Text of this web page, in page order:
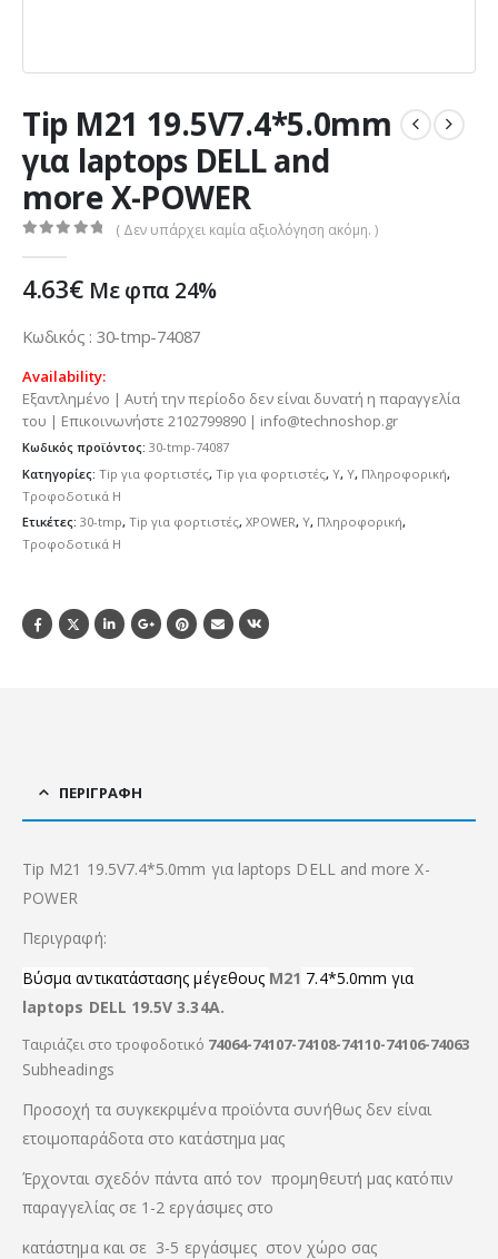
Tip M21 19.5V7.4*5.0mm
για laptops DELL and
more X-POWER
( Δεν υπάρχει καμία αξιολόγηση ακόμη. )
4.63€ Με φπα 24%
Κωδικός : 30-tmp-74087
Availability:
Εξαντλημένο | Αυτή την περίοδο δεν είναι δυνατή η παραγγελία
του | Επικοινωνήστε 2102799890 | info@technoshop.gr
Κωδικός προϊόντος: 30-tmp-74087
Κατηγορίες: Tip για φορτιστές, Tip για φορτιστές, Y, Y, Πληροφορική,
Τροφοδοτικά H
Ετικέτες: 30-tmp, Tip για φορτιστές, XPOWER, Y, Πληροφορική,
Τροφοδοτικά H
ΠΕΡΙΓΡΑΦΉ
Tip M21 19.5V7.4*5.0mm για laptops DELL and more X-
POWER
Περιγραφή:
Βύσμα αντικατάστασης μέγεθους M21 7.4*5.0mm για
laptops DELL 19.5V 3.34A.
Ταιριάζει στο τροφοδοτικό 74064-74107-74108-74110-74106-74063
Subheadings
Προσοχή τα συγκεκριμένα προϊόντα συνήθως δεν είναι
ετοιμοπαράδοτα στο κατάστημα μας
Έρχονται σχεδόν πάντα από τον προμηθευτή μας κατόπιν
παραγγελίας σε 1-2 εργάσιμες στο
κατάστημα και σε 3-5 εργάσιμες στον χώρο σας